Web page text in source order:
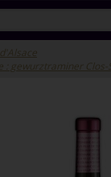
: gewurztraminer Clos-